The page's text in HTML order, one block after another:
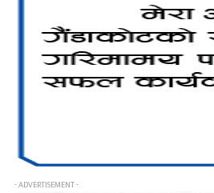
- ADVERTISEMENT -